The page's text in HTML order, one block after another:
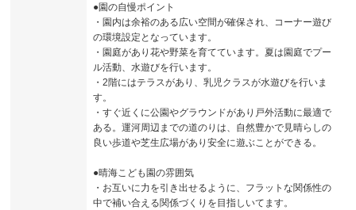
●園の自慢ポイント
・園内は余裕のある広い空間が確保され、コーナー遊び
の環境設定となっています。
・園庭があり花や野菜を育てています。夏は園庭でプー
ル活動、水遊びを行います。
・2階にはテラスがあり、乳児クラスが水遊びを行いま
す。
・すぐ近くに公園やグラウンドがあり戸外活動に最適で
ある。運河周辺までの道のりは、自然豊かで見晴らしの
良い歩道や芝生広場があり安全に遊ぶことができる。
●晴海こども園の雰囲気
・お互いに力を引き出せるように、フラットな関係性の
中で補い合える関係づくりを目指しいてます。